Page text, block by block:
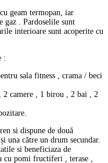
geam termopan, iar
gaz . Pardoselile sunt
interioare sunt acoperite cu
:
sala fitness , crama / beci
camere , 1 birou , 2 bai , 2
si dispune de două
una către un drum secundar.
si beneficiaza de
cu pomi fructiferi , terase ,